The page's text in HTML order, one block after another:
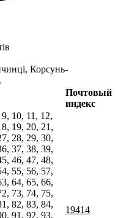
Корсунь-
Почтовый
индекс
10, 11, 12,
19, 20, 21,
28, 29, 30,
37, 38, 39,
46, 47, 48,
55, 56, 57,
64, 65, 66,
73, 74, 75,
82, 83, 84,
91, 92, 93,
19414